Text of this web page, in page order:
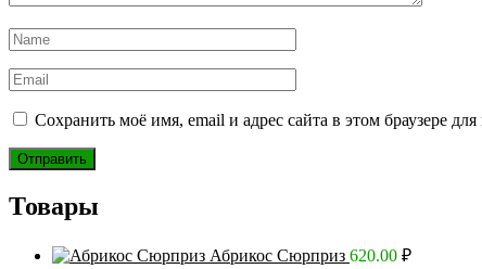
Сохранить моё имя, email и адрес сайта в этом браузере
Товары
Абрикос Сюрприз 620.00 ₽